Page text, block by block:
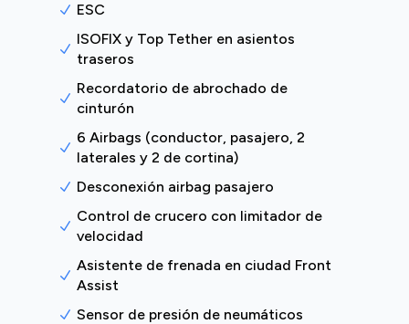
ESC
ISOFIX y Top Tether en asientos
traseros
Recordatorio de abrochado de
cinturón
6 Airbags (conductor, pasajero, 2
laterales y 2 de cortina)
Desconexión airbag pasajero
Control de crucero con limitador de
velocidad
Asistente de frenada en ciudad Front
Assist
Sensor de presión de neumáticos